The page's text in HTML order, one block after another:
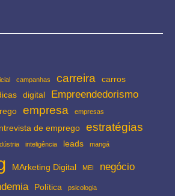
campanhas carreira carros
digital Empreendedorismo
empresa empresas
de emprego estratégias
inteligência leads mangá
MArketing Digital MEI negócio
Política psicologia